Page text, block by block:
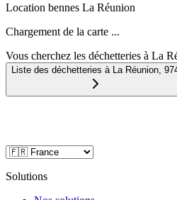
Location bennes La Réunion
Chargement de la carte ...
Vous cherchez les déchetteries à La
Liste des déchetteries à La Réunion
Solutions